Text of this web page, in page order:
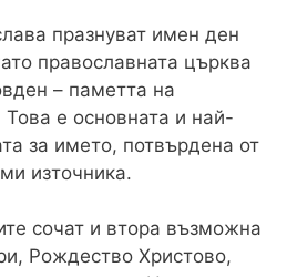
празнуват имен ден
православната църква
– паметта на
е основната и най-
за името, потвърдена от
източника.
сочат и втора възможна
Рождество Христово,